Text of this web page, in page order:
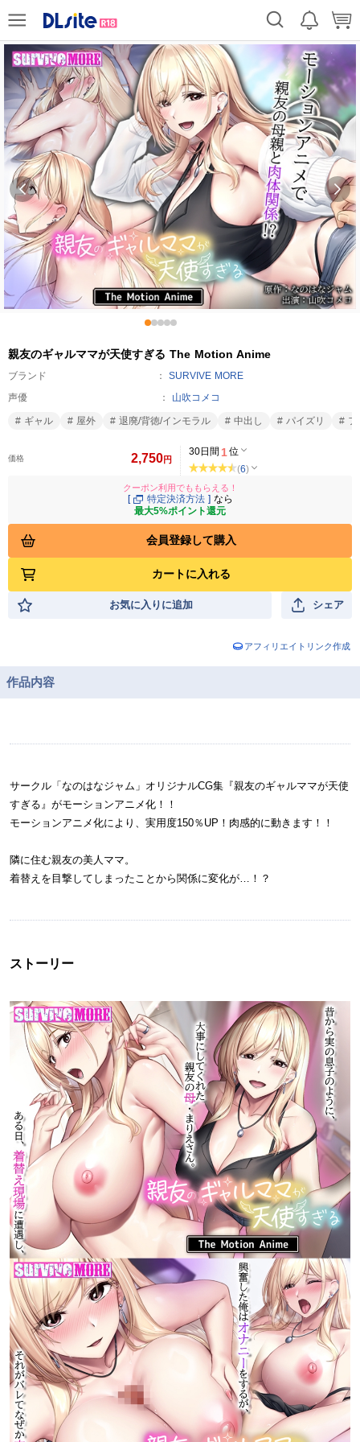
親友のギャルママが天使すぎる The Motion Anime
ブランド
SURVIVE MORE
声優
山吹コメコ
ギャル 屋外 退廃/背徳/インモラル 中出し パイズリ フ
価格 2,750円
30日間 1位
(6)
クーポン利用でももらえる！
[ 特定決済方法] なら
最大5%ポイント還元
会員登録して購入
カートに入れる
お気に入りに追加 シェア
アフィリエイトリンク作成
作品内容
サークル「なのはなジャム」オリジナルCG集『親友のギャルママが天使
すぎる』がモーションアニメ化！！
モーションアニメ化により、実用度150％UP！肉感的に動きます！！
隣に住む親友の美人ママ。
着替えを目撃してしまったことから関係に変化が…！？
ストーリー